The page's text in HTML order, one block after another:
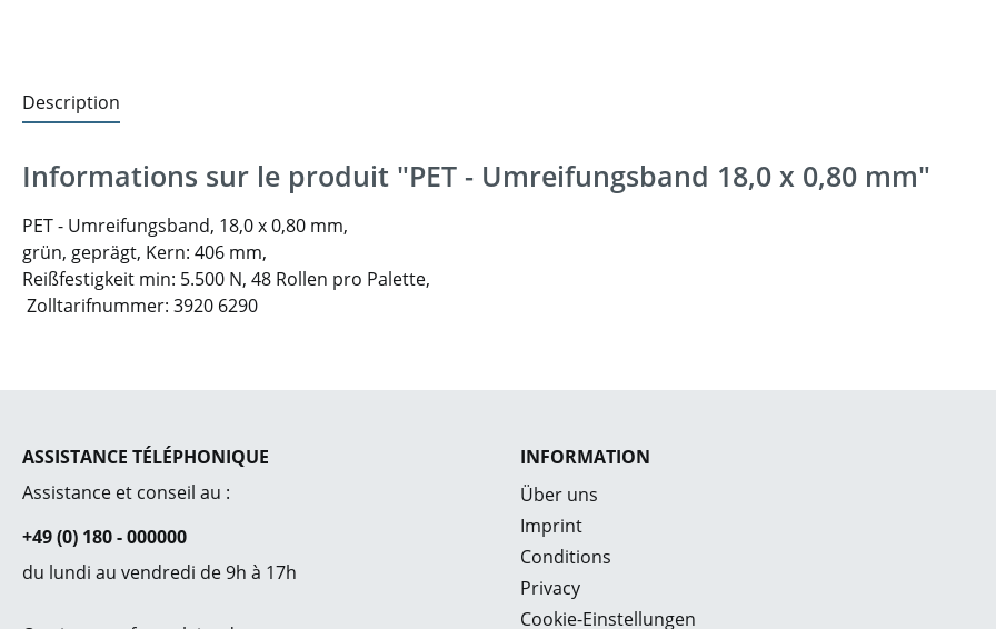
Description
Informations sur le produit "PET - Umreifungsband 18,0 x 0,80 mm"
PET - Umreifungsband, 18,0 x 0,80 mm,
grün, geprägt, Kern: 406 mm,
Reißfestigkeit min: 5.500 N, 48 Rollen pro Palette,
Zolltarifnummer: 3920 6290
ASSISTANCE TÉLÉPHONIQUE
Assistance et conseil au :
+49 (0) 180 - 000000
du lundi au vendredi de 9h à 17h
INFORMATION
Über uns
Imprint
Conditions
Privacy
Cookie-Einstellungen